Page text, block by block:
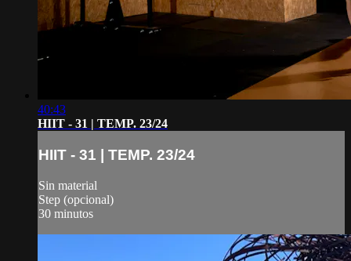
40:43
HIIT - 31 | TEMP. 23/24
HIIT - 31 | TEMP. 23/24
Sin material
Step (opcional)
30 minutos